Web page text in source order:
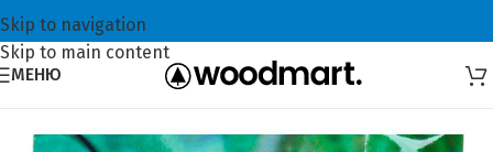
Skip to navigation
Skip to main content
МЕНЮ